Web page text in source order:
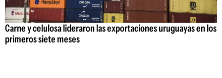
Carne y celulosa lideraron las exportaciones uruguayas en los
primeros siete meses